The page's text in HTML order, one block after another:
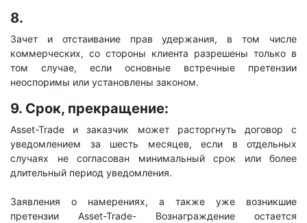
8.
Зачет и отстаивание прав удержания, в том числе
коммерческих, со стороны клиента разрешены только в
том случае, если основные встречные претензии
неоспоримы или установлены законом.
9. Срок, прекращение:
Asset-Trade и заказчик может расторгнуть договор с
уведомлением за шесть месяцев, если в отдельных
случаях не согласован минимальный срок или более
длительный период уведомления.
Заявления о намерениях, а также уже возникшие
претензии Asset-Trade- Вознаграждение остается